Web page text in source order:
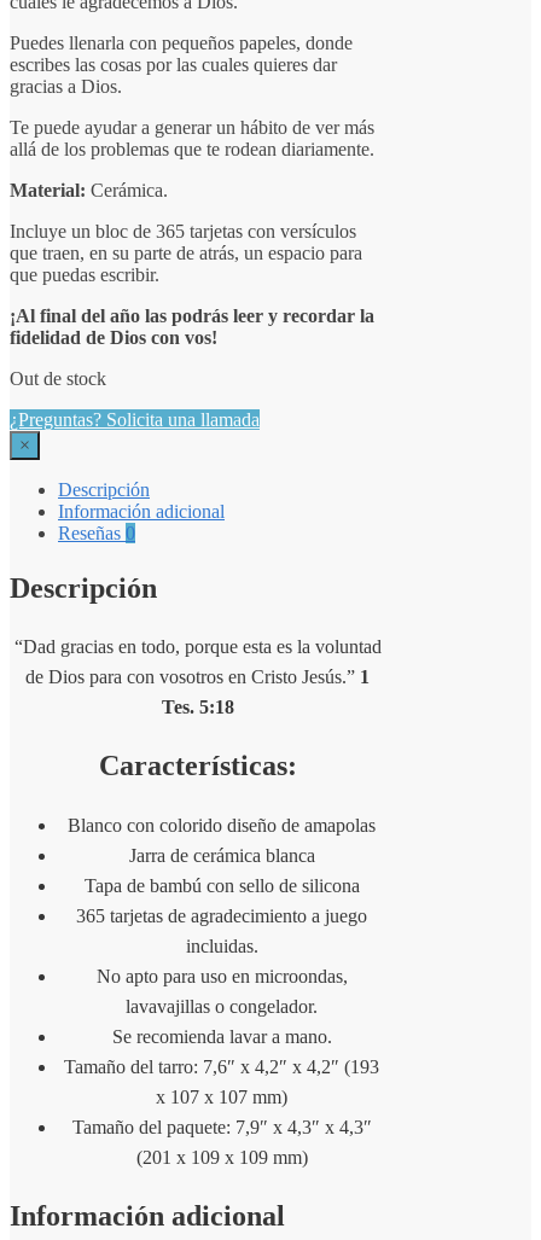
Puedes llenarla con pequeños papeles, donde
escribes las cosas por las cuales quieres dar
gracias a Dios.
Te puede ayudar a generar un hábito de ver más
allá de los problemas que te rodean diariamente.
Material: Cerámica.
Incluye un bloc de 365 tarjetas con versículos
que traen, en su parte de atrás, un espacio para
que puedas escribir.
¡Al final del año las podrás leer y recordar la
fidelidad de Dios con vos!
Out de stock
¿Preguntas? Solicita una llamada
×
Descripción
Información adicional
Reseñas 0
Descripción
“Dad gracias en todo, porque esta es la voluntad
de Dios para con vosotros en Cristo Jesús.” 1
Tes. 5:18
Características:
Blanco con colorido diseño de amapolas
Jarra de cerámica blanca
Tapa de bambú con sello de silicona
365 tarjetas de agradecimiento a juego
incluidas.
No apto para uso en microondas,
lavavajillas o congelador.
Se recomienda lavar a mano.
Tamaño del tarro: 7,6″ x 4,2″ x 4,2″ (193
x 107 x 107 mm)
Tamaño del paquete: 7,9″ x 4,3″ x 4,3″
(201 x 109 x 109 mm)
Información adicional